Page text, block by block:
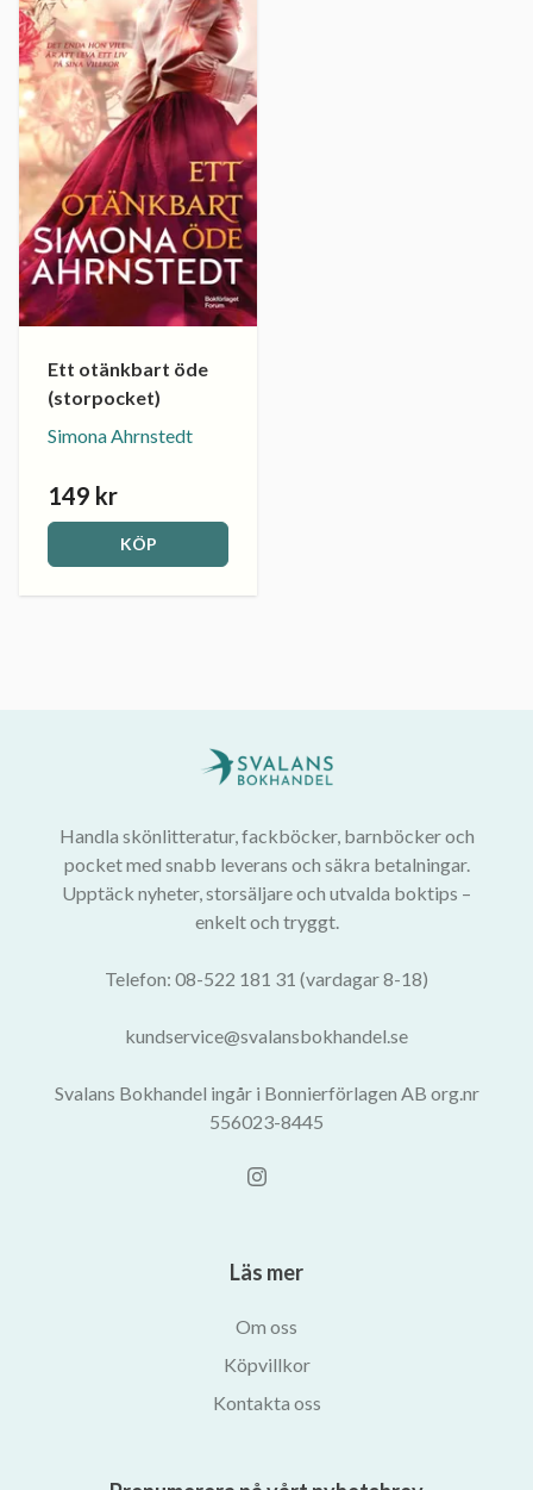
Ett otänkbart öde
(storpocket)
Simona Ahrnstedt
149 kr
KÖP
Handla skönlitteratur, fackböcker, barnböcker och
pocket med snabb leverans och säkra betalningar.
Upptäck nyheter, storsäljare och utvalda boktips –
enkelt och tryggt.
Telefon: 08-522 181 31 (vardagar 8-18)
kundservice@svalansbokhandel.se
Svalans Bokhandel ingår i Bonnierförlagen AB org.nr
556023-8445
Läs mer
Om oss
Köpvillkor
Kontakta oss